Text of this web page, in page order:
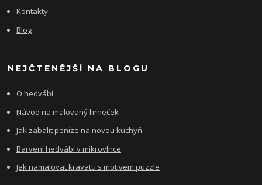
Kontakty
Blog
NEJČTENĚJŠÍ NA BLOGU
O hedvábí
Návod na malovaný hrneček
Jak zabalit peníze na novou kuchyň
Barvení hedvábí v mikrovlnce
Jak namalovat kravatu s motivem puzzle